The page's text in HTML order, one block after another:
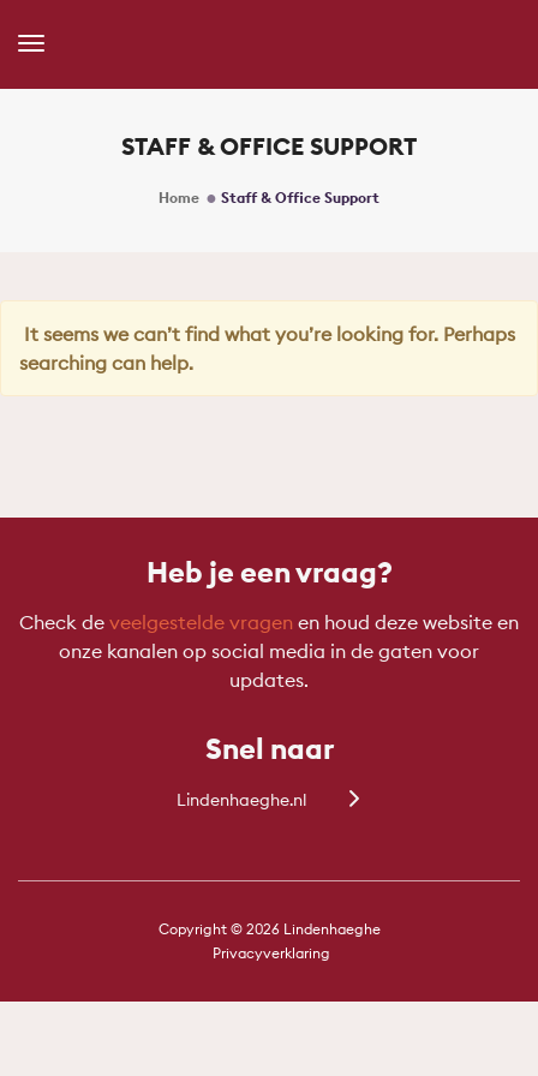
Toggle
STAFF & OFFICE SUPPORT
Home Staff & Office Support
It seems we can’t find what you’re looking for. Perhaps
searching can help.
Heb je een vraag?
Check de veelgestelde vragen en houd deze website en
onze kanalen op social media in de gaten voor
updates.
Snel naar
Lindenhaeghe.nl
Copyright © 2026 Lindenhaeghe
Privacyverklaring